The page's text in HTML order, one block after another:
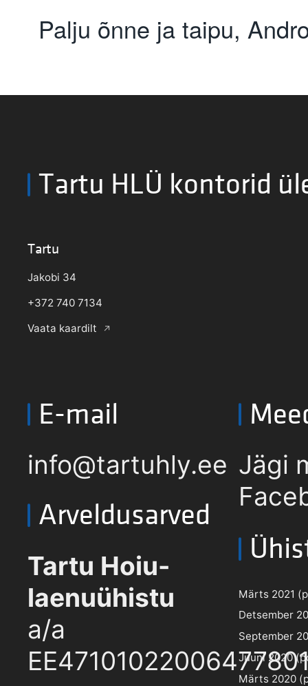
Palju õnne ja taipu,
Tartu HLÜ kontorid
Tartu
Jakobi 34
+372 740 7134
Vaata kaardilt
E-mail
info@tartuhly.ee
Arveldusarved
Tartu Hoiu-
laenuühistu
a/a
Jägi
Märts 2021
Detsember
September
Juuni 2020
Märts 2020